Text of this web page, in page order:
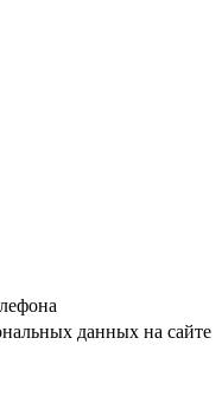
данных на сайте